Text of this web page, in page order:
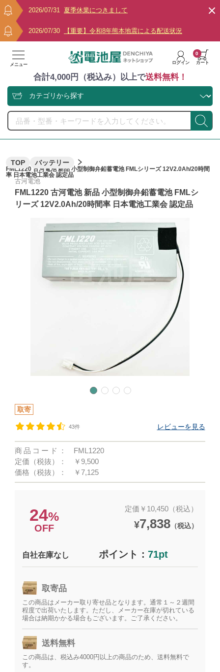
2026/07/31 夏季休業につきまして
2026/07/30 【重要】令和8年熊本地震による配送状況
メニュー ログイン カート
0
合計4,000円（税込み）以上で送料無料！
TOP バッテリー
FML1220 古河電池 新品 小型制御弁鉛蓄電池 FMLシリーズ 12V2.0Ah/20時間
率 日本電池工業会 認定品
古河電池
FML1220 古河電池 新品 小型制御弁鉛蓄電池 FMLシ
リーズ 12V2.0Ah/20時間率 日本電池工業会 認定品
取寄
43件 レビューを見る
商品コード：
FML1220
定価（税抜）：
￥9,500
価格（税抜）：
￥7,125
24%
OFF
定価￥10,450（税込）
¥7,838（税込）
自社在庫なし ポイント：71pt
取寄品
この商品はメーカー取り寄せ品となります。通常１～２週間
程度で出荷いたします。ただし、メーカー在庫が切れている
場合は納期かかる場合もございます。ご了承ください。
送料無料
この商品は、税込み4000円以上の商品のため、送料無料で
す。